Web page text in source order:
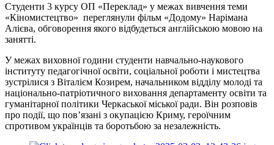
Студенти 3 курсу ОП «Переклад» у межах вивчення теми
«Кіномистецтво» переглянули фільм «Додому» Нарімана
Алієва, обговорення якого відбудеться англійською мовою на
занятті.
У межах виховної години студенти навчально-наукового
інституту педагогічної освіти, соціальної роботи і мистецтва
зустрілися з Віталієм Козирем, начальником відділу молоді та
національно-патріотичного виховання департаменту освіти та
гуманітарної політики Черкаської міської ради. Він розповів
про події, що пов’язані з окупацією Криму, героїчним
спротивом українців та боротьбою за незалежність.